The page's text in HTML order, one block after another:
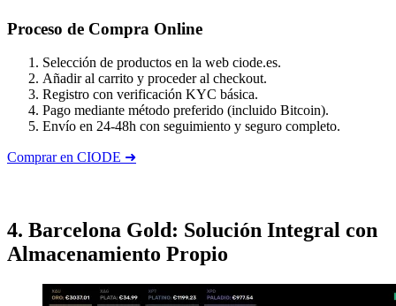
Proceso de Compra Online
Selección de productos en la web ciode.es.
Añadir al carrito y proceder al checkout.
Registro con verificación KYC básica.
Pago mediante método preferido (incluido Bitcoin).
Envío en 24-48h con seguimiento y seguro completo.
Comprar en CIODE ➜
4. Barcelona Gold: Solución Integral con
Almacenamiento Propio